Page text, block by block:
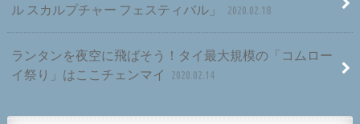
ル スカルプチャー フェスティバル」
2020.02.18
ランタンを夜空に飛ばそう！タイ最大規模の「コムロー
イ祭り」はここチェンマイ
2020.02.14